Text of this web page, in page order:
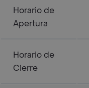
Horario de
Apertura
Horario de
Cierre